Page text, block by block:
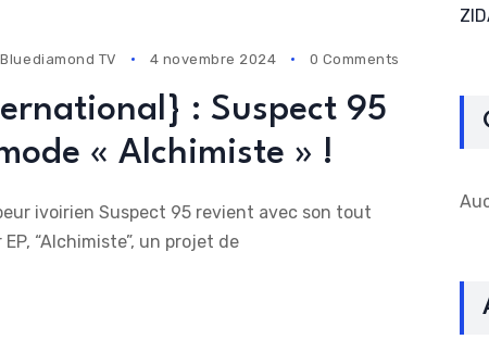
Bluediamond TV 4 novembre 2024 0 Comments
: Suspect 95
« Alchimiste » !
ivoirien Suspect 95 revient avec son tout
“Alchimiste”, un projet de